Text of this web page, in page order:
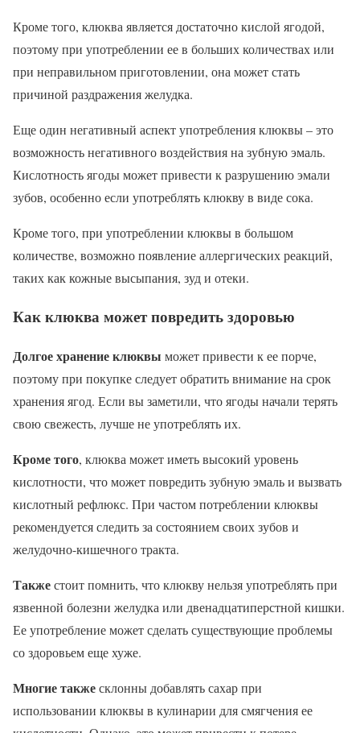
Кроме того, клюква является достаточно кислой ягодой,
поэтому при употреблении ее в больших количествах или
при неправильном приготовлении, она может стать
причиной раздражения желудка.
Еще один негативный аспект употребления клюквы – это
возможность негативного воздействия на зубную эмаль.
Кислотность ягоды может привести к разрушению эмали
зубов, особенно если употреблять клюкву в виде сока.
Кроме того, при употреблении клюквы в большом
количестве, возможно появление аллергических реакций,
таких как кожные высыпания, зуд и отеки.
Как клюква может повредить здоровью
Долгое хранение клюквы может привести к ее порче,
поэтому при покупке следует обратить внимание на срок
хранения ягод. Если вы заметили, что ягоды начали терять
свою свежесть, лучше не употреблять их.
Кроме того, клюква может иметь высокий уровень
кислотности, что может повредить зубную эмаль и вызвать
кислотный рефлюкс. При частом потреблении клюквы
рекомендуется следить за состоянием своих зубов и
желудочно-кишечного тракта.
Такжестоит помнить, что клюкву нельзя употреблять при
язвенной болезни желудка или двенадцатиперстной кишки.
Ее употребление может сделать существующие проблемы
со здоровьем еще хуже.
Многие такжесклонны добавлять сахар при
использовании клюквы в кулинарии для смягчения ее